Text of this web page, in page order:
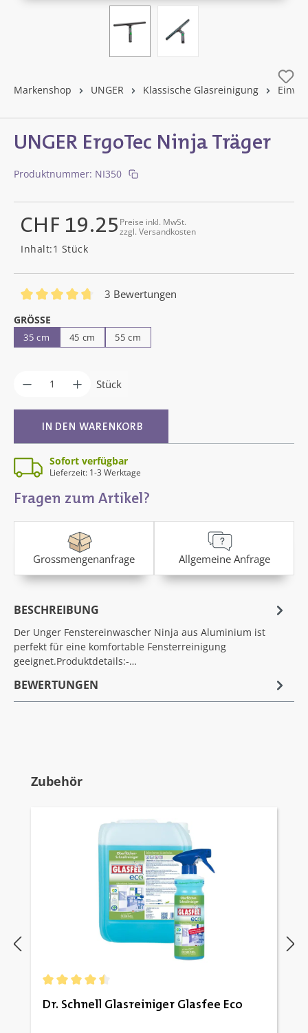
Markenshop UNGER Klassische Glasreinigung
UNGER ErgoTec Ninja Träger
Regulärer Preis:
CHF 19.25 Preise inkl. MwSt.
zzgl. Versandkosten
Inhalt:1 Stück
3 Bewertungen
GRÖSSE
35 cm 45 cm 55 cm
Produkt Anzahl: Gib den gewünschten
Stück
IN DEN WARENKORB
Sofort verfügbar
Lieferzeit: 1-3 Werktage
Produktnummer: NI350
Fragen zum Artikel?
Grossmengenanfrage Allgemeine Anfrage
BESCHREIBUNG
Der Unger Fenstereinwascher Ninja aus Aluminium ist
perfekt für eine komfortable Fensterreinigung
geeignet.Produktdetails:-…
BEWERTUNGEN
Produktgalerie überspringen
Zubehör
Dr. Schnell Glasreiniger Glasfee Eco